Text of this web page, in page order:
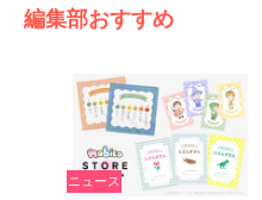
編集部おすすめ
ニュース